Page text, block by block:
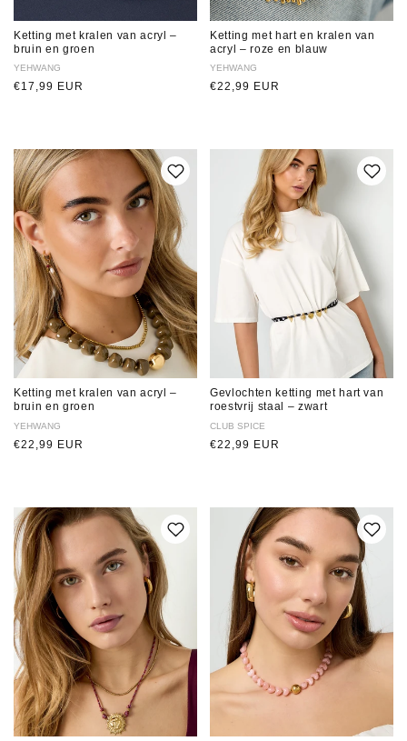
Ketting met kralen van acryl –
bruin en groen
Verkoper:
YEHWANG
Normale
€17,99 EUR
Ketting met hart en kralen van
acryl – roze en blauw
Verkoper:
YEHWANG
Normale
€22,99 EUR
Ketting met kralen van acryl –
bruin en groen
Verkoper:
YEHWANG
Normale
€22,99 EUR
Gevlochten ketting met hart van
roestvrij staal – zwart
Verkoper:
CLUB SPICE
Normale
€22,99 EUR